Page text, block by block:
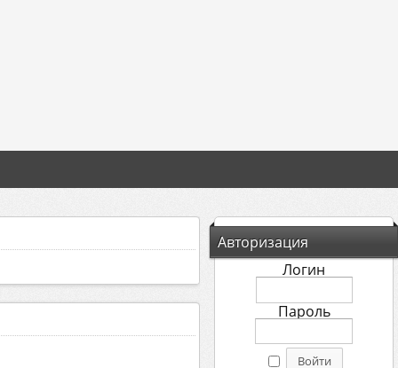
Авторизация
Логин
Пароль